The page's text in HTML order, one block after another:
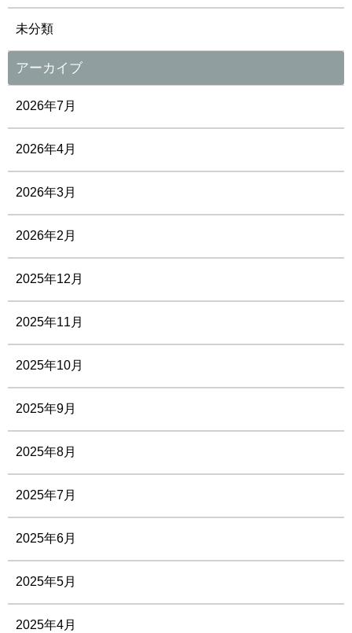
未分類
アーカイブ
2026年7月
2026年4月
2026年3月
2026年2月
2025年12月
2025年11月
2025年10月
2025年9月
2025年8月
2025年7月
2025年6月
2025年5月
2025年4月